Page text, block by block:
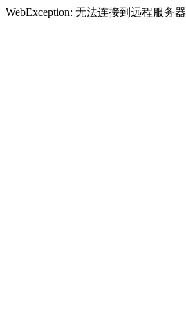
WebException: 无法连接到远程服务器